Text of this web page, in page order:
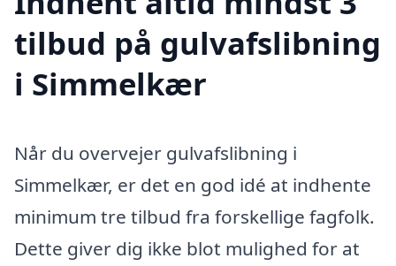
tilbud på gulvafslibning
i Simmelkær
Når du overvejer gulvafslibning i
Simmelkær, er det en god idé at indhente
minimum tre tilbud fra forskellige fagfolk.
Dette giver dig ikke blot mulighed for at